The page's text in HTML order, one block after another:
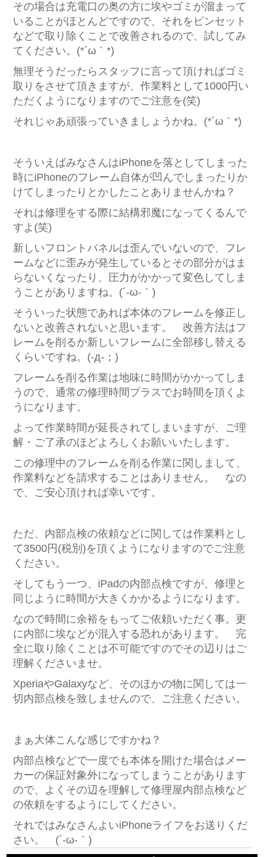
その場合は充電口の奥の方に埃やゴミが溜まって
いることがほとんどですので、それをピンセット
などで取り除くことで改善されるので、試してみ
てください。(*´ω｀*)
無理そうだったらスタッフに言って頂ければゴミ
取りをさせて頂きますが、作業料として1000円い
ただくようになりますのでご注意を(笑)
それじゃあ頑張っていきましょうかね。(*´ω｀*)
そういえばみなさんはiPhoneを落としてしまった
時にiPhoneのフレーム自体が凹んでしまったりか
けてしまったりとかしたことありませんかね？
それは修理をする際に結構邪魔になってくるんで
すよ(笑)
新しいフロントパネルは歪んでいないので、フレ
ームなどに歪みが発生しているとその部分がはま
らないくなったり、圧力がかかって変色してしま
うことがありますね。(´-ω-｀)
そういった状態であれば本体のフレームを修正し
ないと改善されないと思います。 改善方法はフ
レームを削るか新しいフレームに全部移し替える
くらいですね。(-д-；)
フレームを削る作業は地味に時間がかかってしま
うので、通常の修理時間プラスでお時間を頂くよ
うになります。
よって作業時間が延長されてしまいますが、ご理
解・ご了承のほどよろしくお願いいたします。
この修理中のフレームを削る作業に関しまして、
作業料などを請求することはありません。 なの
で、ご安心頂ければ幸いです。
ただ、内部点検の依頼などに関しては作業料とし
て3500円(税別)を頂くようになりますのでご注意
ください。
そしてもう一つ、iPadの内部点検ですが、修理と
同じように時間が大きくかかるようになります。
なので時間に余裕をもってご依頼いただく事。更
に内部に埃などが混入する恐れがあります。 完
全に取り除くことは不可能ですのでその辺りはご
理解くださいませ。
XperiaやGalaxyなど、そのほかの物に関しては一
切内部点検を致しませんので、ご注意ください。
まぁ大体こんな感じですかね？
内部点検などで一度でも本体を開けた場合はメー
カーの保証対象外になってしまうことがあります
ので、よくその辺を理解して修理屋内部点検など
の依頼をするようにしてください。
それではみなさんよいiPhoneライフをお送りくだ
さい。 (´-ω-｀)